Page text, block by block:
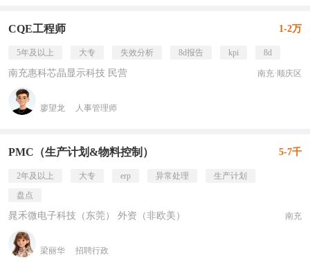
CQE工程师 1-2万
5年及以上 大专 失效分析 8d报告 kpi 8d
南充惠科芯晶显示科技 民营 南充·顺庆区
廖望龙 人事管理师
PMC（生产计划&物料控制） 5-7千
2年及以上 大专 erp 异常处理
生产计划
盘点
晁禾微电子科技（东莞） 外资（非欧美） 南充
梁丽华 招聘行政